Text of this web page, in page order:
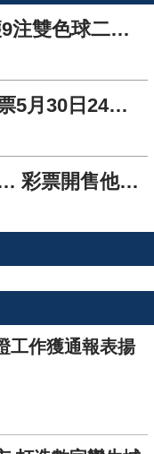
彩票復市 鶴壁彩民接連收穫9注雙色球二等獎
體育彩票兩類“頂呱刮”即開票5月30日24時停售
消毒、戴口罩、提醒防護…… 彩票開售他們忙並快樂著
工作獲通報表揚